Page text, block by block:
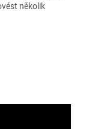
několik